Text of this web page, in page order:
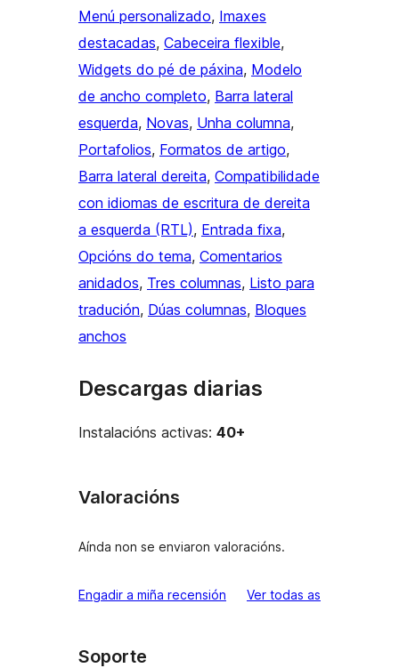
Menú personalizado, Imaxes
destacadas, Cabeceira flexible
Widgets do pé de páxina, Modelo
de ancho completo, Barra lateral
esquerda, Novas, Unha columna
Portafolios, Formatos de artigo
Barra lateral dereita, Compatibilidade
con idiomas de escritura de dereita
a esquerda (RTL), Entrada fixa
Opcións do tema, Comentarios
anidados, Tres columnas, Listo para
tradución, Dúas columnas, Bloques
anchos
Descargas diarias
Instalacións activas: 40+
Valoracións
Aínda non se enviaron valoracións.
Engadir a miña recensión Ver todas as
Soporte